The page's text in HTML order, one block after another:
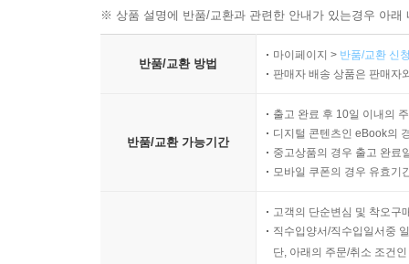
※ 상품 설명에 반품/교환과 관련한 안내가 있는경우 아
반품/교환 방법
마이페이지 > 반품/교환 신
판매자 배송 상품은 판매자
반품/교환 가능기간
출고 완료 후 10일 이내의
디지털 콘텐츠인 eBook의
중고상품의 경우 출고 완료
모바일 쿠폰의 경우 유효기
고객의 단순변심 및 착오구
직수입양서/직수입일서중
단, 아래의 주문/취소 조건